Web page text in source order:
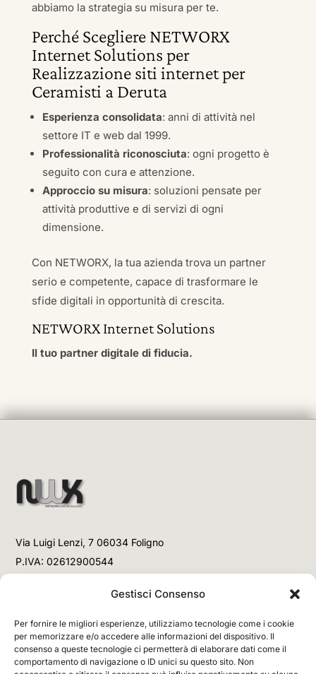
Gestisci Consenso
Per fornire le migliori esperienze, utilizziamo tecnologie come i cookie
per memorizzare e/o accedere alle informazioni del dispositivo. Il
consenso a queste tecnologie ci permetterà di elaborare dati come il
comportamento di navigazione o ID unici su questo sito. Non
abbiamo la strategia su misura per te.
Perché Scegliere NETWORX
Internet Solutions per
Realizzazione siti internet per
Ceramisti a Deruta
Esperienza consolidata: anni di attività nel
settore IT e web dal 1999.
Professionalità riconosciuta: ogni progetto è
seguito con cura e attenzione.
Approccio su misura: soluzioni pensate per
attività produttive e di servizi di ogni
dimensione.
Con NETWORX, la tua azienda trova un partner
serio e competente, capace di trasformare le
sfide digitali in opportunità di crescita.
NETWORX Internet Solutions
Il tuo partner digitale di fiducia.
Via Luigi Lenzi, 7 06034 Foligno
P.IVA: 02612900544
+39 3477853708 (Chiamata)
Email